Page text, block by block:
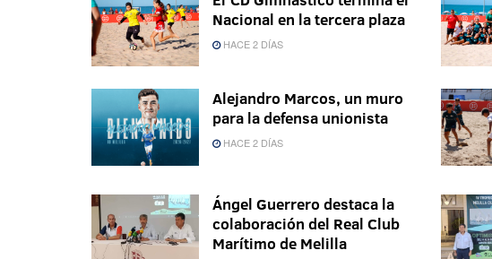
Nacional en la tercera plaza
HACE 2 DÍAS
Alejandro Marcos, un muro
para la defensa unionista
HACE 2 DÍAS
Ángel Guerrero destaca la
colaboración del Real Club
Marítimo de Melilla